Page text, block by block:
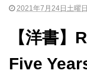
2021年7月24日土曜日
【洋書
Five